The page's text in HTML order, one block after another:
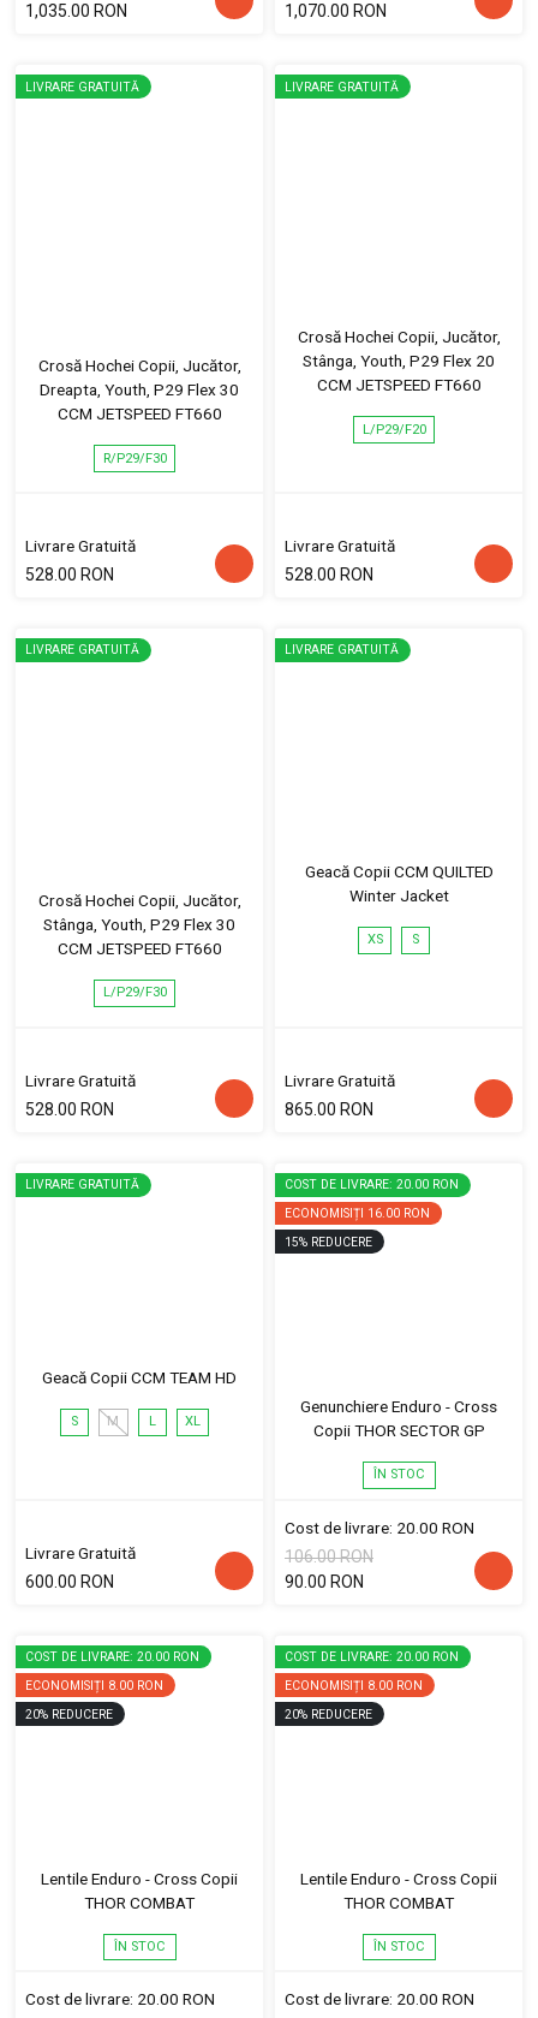
1,035.00 RON
1,070.00 RON
LIVRARE GRATUITĂ
Crosă Hochei Copii, Jucător,
Dreapta, Youth, P29 Flex 30
CCM JETSPEED FT660
R/P29/F30
Livrare Gratuită
528.00 RON
LIVRARE GRATUITĂ
Crosă Hochei Copii, Jucător,
Stânga, Youth, P29 Flex 20
CCM JETSPEED FT660
L/P29/F20
Livrare Gratuită
528.00 RON
LIVRARE GRATUITĂ
Crosă Hochei Copii, Jucător,
Stânga, Youth, P29 Flex 30
CCM JETSPEED FT660
L/P29/F30
Livrare Gratuită
528.00 RON
LIVRARE GRATUITĂ
Geacă Copii CCM QUILTED
Winter Jacket
XS S
Livrare Gratuită
865.00 RON
LIVRARE GRATUITĂ
Geacă Copii CCM TEAM HD
S M L XL
Livrare Gratuită
600.00 RON
COST DE LIVRARE: 20.00 RON
ECONOMISIȚI 16.00 RON
15% REDUCERE
Genunchiere Enduro - Cross
Copii THOR SECTOR GP
ÎN STOC
Cost de livrare: 20.00 RON
106.00 RON
90.00 RON
COST DE LIVRARE: 20.00 RON
ECONOMISIȚI 8.00 RON
20% REDUCERE
Lentile Enduro - Cross Copii
THOR COMBAT
ÎN STOC
Cost de livrare: 20.00 RON
COST DE LIVRARE: 20.00 RON
ECONOMISIȚI 8.00 RON
20% REDUCERE
Lentile Enduro - Cross Copii
THOR COMBAT
ÎN STOC
Cost de livrare: 20.00 RON